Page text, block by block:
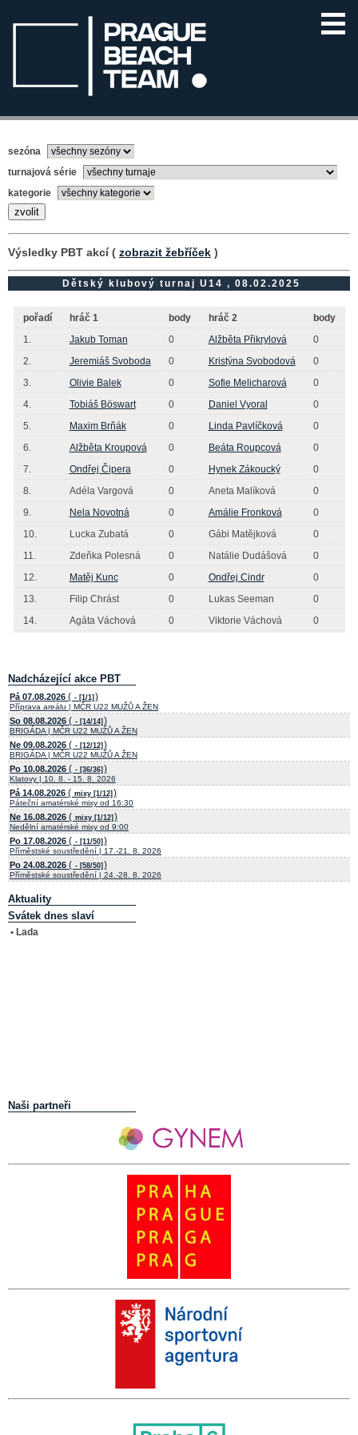
sezóna
turnajová série
kategorie
Výsledky PBT akcí ( zobrazit žebříček )
Dětský klubový turnaj U14 , 08.02.2025
pořadí hráč 1 body hráč 2
body
1.
Jakub Toman 0 Alžběta Přikrylová
0
2.
Jeremiáš Svoboda 0 Kristýna Svobodová
0
3.
Olivie Balek 0 Sofie Melicharová
0
4.
Tobiáš Böswart 0 Daniel Vyoral
0
5.
Maxim Brňák 0 Linda Pavlíčková
0
6.
Alžběta Kroupová 0 Beáta Roupcová
0
7.
Ondřej Čipera 0 Hynek Zákoucký
0
8.
Adéla Vargová 0 Aneta Malíková
0
9.
Nela Novotná 0 Amálie Fronková
0
10.
Lucka Zubatá 0 Gábi Matějková
0
11.
Zdeňka Polesná 0 Natálie Dudášová
0
12.
Matěj Kunc 0 Ondřej Cindr
0
13.
Filip Chrást 0 Lukas Seeman
0
14.
Agáta Váchová 0 Viktorie Váchová 0
Nadcházející akce PBT
Pá 07.08.2026 ( - [1/1] )
Příprava areálu | MČR U22 MUŽŮ A ŽEN
So 08.08.2026 ( - [14/14] )
BRIGÁDA | MČR U22 MUŽŮ A ŽEN
Ne 09.08.2026 ( - [12/12] )
BRIGÁDA | MČR U22 MUŽŮ A ŽEN
Po 10.08.2026 ( - [36/36] )
Klatovy | 10. 8. - 15. 8. 2026
Pá 14.08.2026 ( mixy [1/12] )
Páteční amatérské mixy od 16:30
Ne 16.08.2026 ( mixy [1/12] )
Nedělní amatérské mixy od 9:00
Po 17.08.2026 ( - [11/50] )
Příměstské soustředění | 17.-21. 8. 2026
Po 24.08.2026 ( - [58/50] )
Příměstské soustředění | 24.-28. 8. 2026
Aktuality
Svátek dnes slaví
• Lada
Naši partneři